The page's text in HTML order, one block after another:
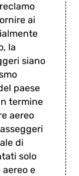
ai
la
siano
paese
termine
aereo
di
solo
e